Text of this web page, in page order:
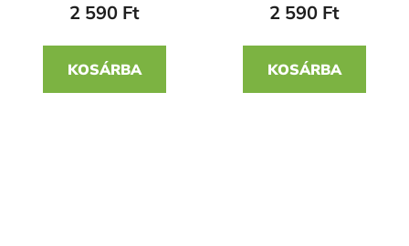
2 590 Ft
KOSÁRBA
2 590 Ft
KOSÁRBA